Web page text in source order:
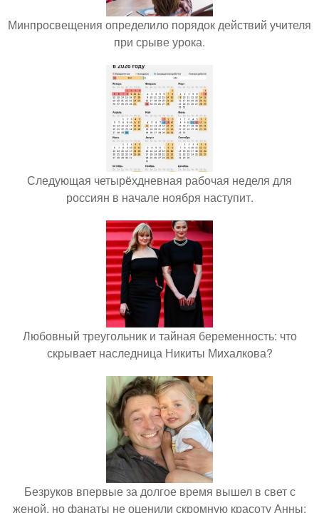
Минпросвещения определило порядок действий учителя
при срыве урока.
Следующая четырёхдневная рабочая неделя для
россиян в начале ноября наступит.
Любовный треугольник и тайная беременность: что
скрывает наследница Никиты Михалкова?
Безруков впервые за долгое время вышел в свет с
женой, но фанаты не оценили скромную красоту Анны: